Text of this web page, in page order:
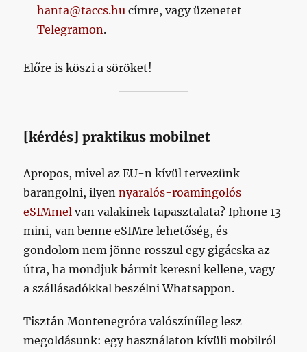
hanta@taccs.hu címre, vagy üzenetet
Telegramon.
Előre is köszi a söröket!
[kérdés] praktikus mobilnet
Apropos, mivel az EU-n kívül tervezünk
barangolni, ilyennyaralós-roamingolós
eSIMmel van valakinek tapasztalata? Iphone 13
mini, van benne eSIMre lehetőség, és
gondolom nem jönne rosszul egy gigácska az
útra, ha mondjuk bármit keresni kellene, vagy
a szállásadókkal beszélni Whatsappon.
Tisztán Montenegróra valószínűleg lesz
megoldásunk: egy használaton kívüli mobilról